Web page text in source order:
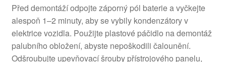
Před demontáží odpojte záporný pól baterie a vyčkejte
alespoň 1–2 minuty, aby se vybily kondenzátory v
elektrice vozidla. Použijte plastové páčidlo na demontáž
palubního obložení, abyste nepoškodili čalounění.
Odšroubujte upevňovací šrouby přístrojového panelu,